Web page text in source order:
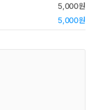
5,000원
5,000원